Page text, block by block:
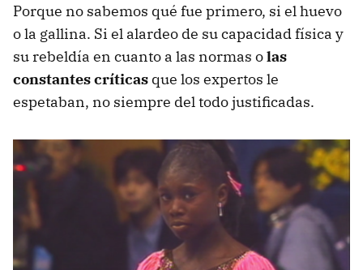
Porque no sabemos qué fue primero, si el huevo
o la gallina. Si el alardeo de su capacidad física y
su rebeldía en cuanto a las normas olas
constantes críticas que los expertos le
espetaban, no siempre del todo justificadas.